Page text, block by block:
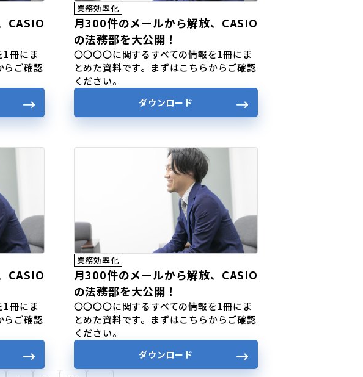
CASIO
1冊にま
らご確認
業務効率化
月300件のメールから解放、CASIO
の法務部を大公開！
〇〇〇〇に関するすべての情報を1冊にま
とめた資料です。まずはこちらからご確認
ください。
ダウンロード
CASIO
1冊にま
らご確認
業務効率化
月300件のメールから解放、CASIO
の法務部を大公開！
〇〇〇〇に関するすべての情報を1冊にま
とめた資料です。まずはこちらからご確認
ください。
ダウンロード